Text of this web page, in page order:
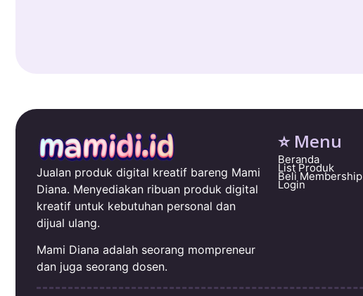
Jualan produk digital kreatif bareng Mami
Diana. Menyediakan ribuan produk digital
kreatif untuk kebutuhan personal dan
dijual ulang.
Mami Diana adalah seorang mompreneur
dan juga seorang dosen.
⭐ Menu
Beranda
List Produk
Beli Membership
Login